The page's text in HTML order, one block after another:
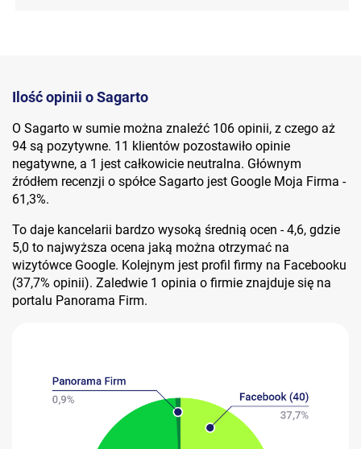
Ilość opinii o Sagarto
O Sagarto w sumie można znaleźć 106 opinii, z czego aż
94 są pozytywne. 11 klientów pozostawiło opinie
negatywne, a 1 jest całkowicie neutralna. Głównym
źródłem recenzji o spółce Sagarto jest Google Moja Firma -
61,3%.
To daje kancelarii bardzo wysoką średnią ocen - 4,6, gdzie
5,0 to najwyższa ocena jaką można otrzymać na
wizytówce Google. Kolejnym jest profil firmy na Facebooku
(37,7% opinii). Zaledwie 1 opinia o firmie znajduje się na
portalu Panorama Firm.